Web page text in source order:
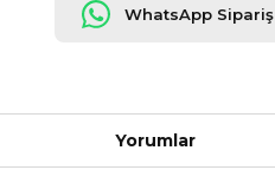
WhatsApp Sipariş
Yorumlar